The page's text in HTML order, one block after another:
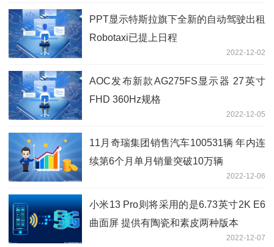
PPT显示特斯拉旗下全新的自动驾驶出租
Robotaxi已提上日程
2022-12-02
AOC发布新款AG275FS显示器 27英寸
FHD 360Hz规格
2022-12-05
11月奇瑞集团销售汽车100531辆 年内连
续第6个月单月销量突破10万辆
2022-12-06
小米13 Pro则将采用的是6.73英寸2K E6
曲面屏 提供有陶瓷和素皮两种版本
2022-12-07